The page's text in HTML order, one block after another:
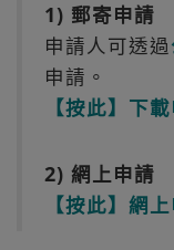
1) 郵寄申請
申請人可透過
申請。
【按此】下
2) 網上申請
【按此】網